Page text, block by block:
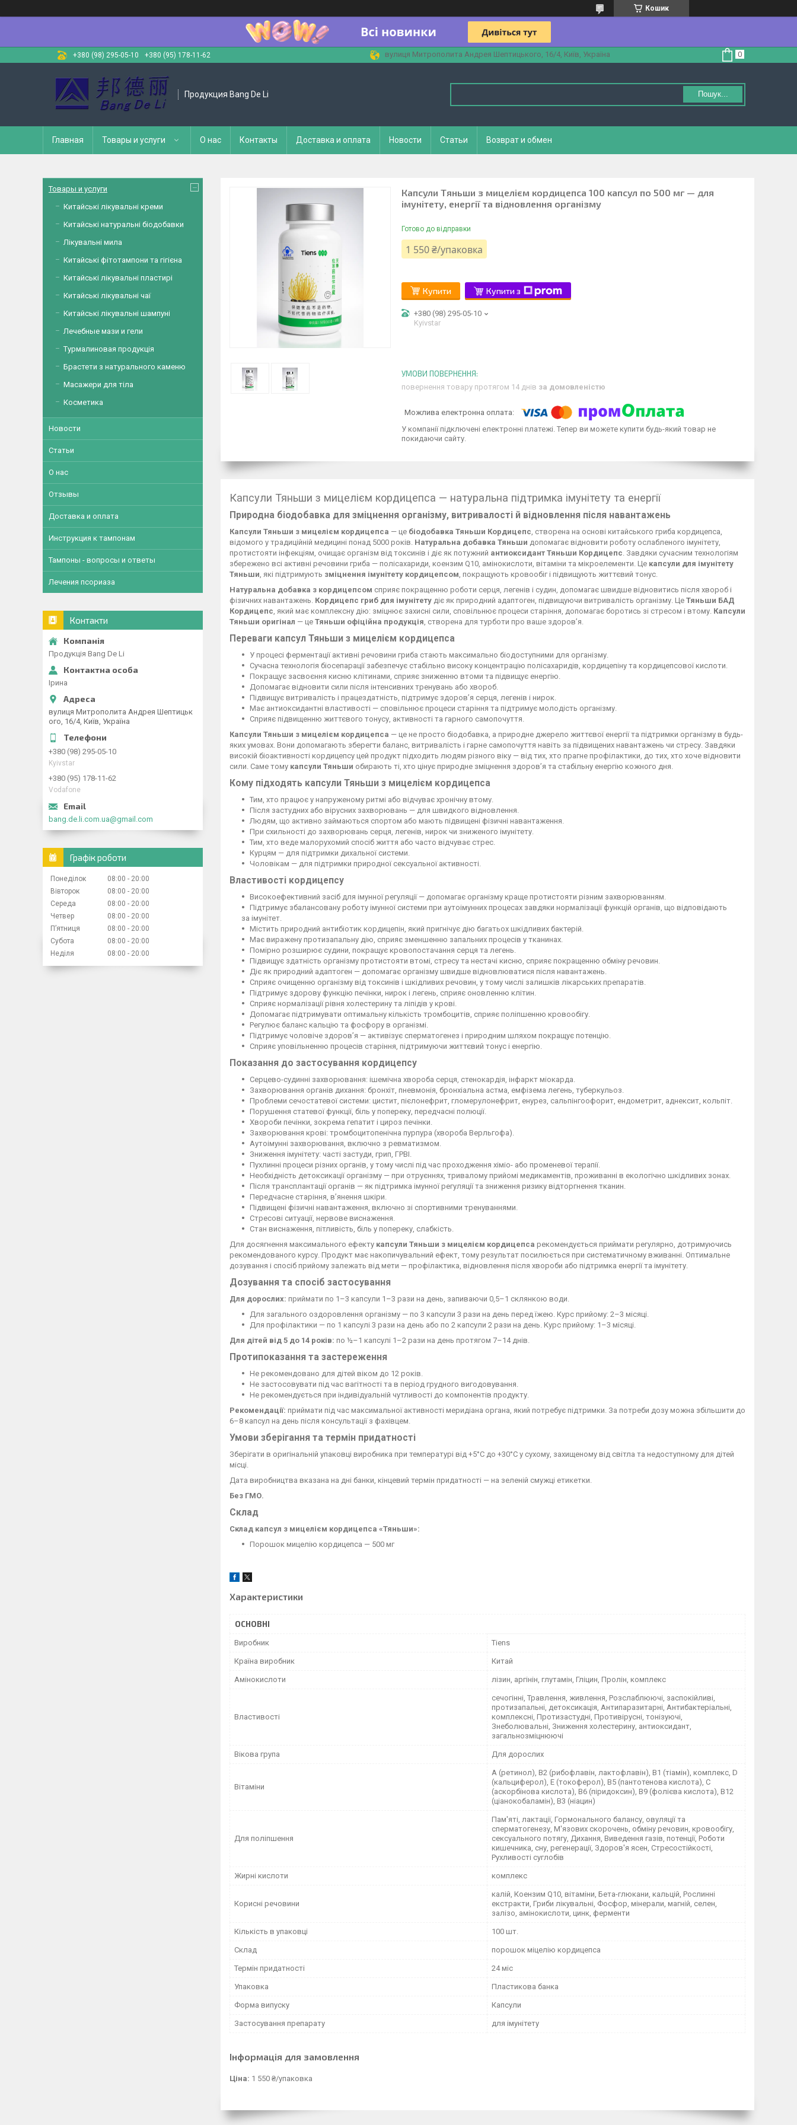
Кошик
+380 (98) 295-05-10 +380 (95) 178-11-62 вулиця Митрополита Андрея Шептицького, 16/4, Київ, Україна
Продукция Bang De Li Пошук...
Главная Товары и услуги О нас Контакты Доставка и оплата Новости Статьи Возврат и обмен
Капсули Тяньши з мицелієм кордицепса 100 капсул по 500 мг — для
імунітету, енергії та відновлення організму
Готово до відправки
1 550 ₴/упаковка
Купити Купити з
+380 (98) 295-05-10
Kyivstar
повернення товару протягом 14 днів за домовленістю
У компанії підключені електронні платежі. Тепер ви можете купити будь-який товар не
покидаючи сайту.
Капсули Тяньши з мицелієм кордицепса — натуральна підтримка імунітету та енергії
Природна біодобавка для зміцнення організму, витривалості й відновлення після навантажень
Капсули Тяньши з мицелієм кордицепса — це біодобавка Тяньши Кордицепс , створена на основі китайського гриба кордицепса,
відомого у традиційній медицині понад 5000 років. Натуральна добавка Тяньши допомагає відновити роботу ослабленого імунітету,
протистояти інфекціям, очищає організм від токсинів і діє як потужний антиоксидант Тяньши Кордицепс . Завдяки сучасним технологіям
збережено всі активні речовини гриба — полісахариди, коензим Q10, амінокислоти, вітаміни та мікроелементи. Це капсули для імунітету
Тяньши , які підтримують зміцнення імунітету кордицепсом , покращують кровообіг і підвищують життєвий тонус.
Натуральна добавка з кордицепсом сприяє покращенню роботи серця, легенів і судин, допомагає швидше відновитись після хвороб і
фізичних навантажень. Кордицепс гриб для імунітету діє як природний адаптоген, підвищуючи витривалість організму. Це Тяньши БАД
Кордицепс , який має комплексну дію: зміцнює захисні сили, сповільнює процеси старіння, допомагає боротись зі стресом і втому. Капсули
Тяньши оригінал — це Тяньши офіційна продукція , створена для турботи про ваше здоров’я.
Переваги капсул Тяньши з мицелієм кордицепса
У процесі ферментації активні речовини гриба стають максимально біодоступними для організму.
Сучасна технологія біосепарації забезпечує стабільно високу концентрацію полісахаридів, кордицепіну та кордицепсової кислоти.
Покращує засвоєння кисню клітинами, сприяє зниженню втоми та підвищує енергію.
Допомагає відновити сили після інтенсивних тренувань або хвороб.
Підвищує витривалість і працездатність, підтримує здоров’я серця, легенів і нирок.
Має антиоксидантні властивості — сповільнює процеси старіння та підтримує молодість організму.
Сприяє підвищенню життєвого тонусу, активності та гарного самопочуття.
Капсули Тяньши з мицелієм кордицепса — це не просто біодобавка, а природне джерело життєвої енергії та підтримки організму в будь-
яких умовах. Вони допомагають зберегти баланс, витривалість і гарне самопочуття навіть за підвищених навантажень чи стресу. Завдяки
високій біоактивності кордицепсу цей продукт підходить людям різного віку — від тих, хто прагне профілактики, до тих, хто хоче відновити
сили. Саме тому капсули Тяньши обирають ті, хто цінує природне зміцнення здоров’я та стабільну енергію кожного дня.
Кому підходять капсули Тяньши з мицелієм кордицепса
Тим, хто працює у напруженому ритмі або відчуває хронічну втому.
Після застудних або вірусних захворювань — для швидкого відновлення.
Людям, що активно займаються спортом або мають підвищені фізичні навантаження.
При схильності до захворювань серця, легенів, нирок чи зниженого імунітету.
Тим, хто веде малорухомий спосіб життя або часто відчуває стрес.
Курцям — для підтримки дихальної системи.
Чоловікам — для підтримки природної сексуальної активності.
Властивості кордицепсу
Високоефективний засіб для імунної регуляції — допомагає організму краще протистояти різним захворюванням.
Підтримує збалансовану роботу імунної системи при аутоімунних процесах завдяки нормалізації функцій органів, що відповідають
за імунітет.
Містить природний антибіотик кордицепін, який пригнічує дію багатьох шкідливих бактерій.
Має виражену протизапальну дію, сприяє зменшенню запальних процесів у тканинах.
Помірно розширює судини, покращує кровопостачання серця та легень.
Підвищує здатність організму протистояти втомі, стресу та нестачі кисню, сприяє покращенню обміну речовин.
Діє як природний адаптоген — допомагає організму швидше відновлюватися після навантажень.
Сприяє очищенню організму від токсинів і шкідливих речовин, у тому числі залишків лікарських препаратів.
Підтримує здорову функцію печінки, нирок і легень, сприяє оновленню клітин.
Сприяє нормалізації рівня холестерину та ліпідів у крові.
Допомагає підтримувати оптимальну кількість тромбоцитів, сприяє поліпшенню кровообігу.
Регулює баланс кальцію та фосфору в організмі.
Підтримує чоловіче здоров’я — активізує сперматогенез і природним шляхом покращує потенцію.
Сприяє уповільненню процесів старіння, підтримуючи життєвий тонус і енергію.
Показання до застосування кордицепсу
Серцево-судинні захворювання: ішемічна хвороба серця, стенокардія, інфаркт міокарда.
Захворювання органів дихання: бронхіт, пневмонія, бронхіальна астма, емфізема легень, туберкульоз.
Проблеми сечостатевої системи: цистит, пієлонефрит, гломерулонефрит, енурез, сальпінгоофорит, ендометрит, аднексит, кольпіт.
Порушення статевої функції, біль у попереку, передчасні полюції.
Хвороби печінки, зокрема гепатит і цироз печінки.
Захворювання крові: тромбоцитопенічна пурпура (хвороба Верльгофа).
Аутоімунні захворювання, включно з ревматизмом.
Зниження імунітету: часті застуди, грип, ГРВІ.
Пухлинні процеси різних органів, у тому числі під час проходження хіміо- або променевої терапії.
Необхідність детоксикації організму — при отруєннях, тривалому прийомі медикаментів, проживанні в екологічно шкідливих зонах.
Після трансплантації органів — як підтримка імунної регуляції та зниження ризику відторгнення тканин.
Передчасне старіння, в’янення шкіри.
Підвищені фізичні навантаження, включно зі спортивними тренуваннями.
Стресові ситуації, нервове виснаження.
Стан виснаження, пітливість, біль у попереку, слабкість.
Для досягнення максимального ефекту капсули Тяньши з мицелієм кордицепса рекомендується приймати регулярно, дотримуючись
рекомендованого курсу. Продукт має накопичувальний ефект, тому результат посилюється при систематичному вживанні. Оптимальне
дозування і спосіб прийому залежать від мети — профілактика, відновлення після хвороби або підтримка енергії та імунітету.
Дозування та спосіб застосування
Для дорослих: приймати по 1–3 капсули 1–3 рази на день, запиваючи 0,5–1 склянкою води.
Для загального оздоровлення організму — по 3 капсули 3 рази на день перед їжею. Курс прийому: 2–3 місяці.
Для профілактики — по 1 капсулі 3 рази на день або по 2 капсули 2 рази на день. Курс прийому: 1–3 місяці.
Для дітей від 5 до 14 років: по ½–1 капсулі 1–2 рази на день протягом 7–14 днів.
Протипоказання та застереження
Не рекомендовано для дітей віком до 12 років.
Не застосовувати під час вагітності та в період грудного вигодовування.
Не рекомендується при індивідуальній чутливості до компонентів продукту.
Рекомендації: приймати під час максимальної активності меридіана органа, який потребує підтримки. За потреби дозу можна збільшити до
6–8 капсул на день після консультації з фахівцем.
Умови зберігання та термін придатності
Зберігати в оригінальній упаковці виробника при температурі від +5°C до +30°C у сухому, захищеному від світла та недоступному для дітей
місці.
Дата виробництва вказана на дні банки, кінцевий термін придатності — на зеленій смужці етикетки.
Без ГМО.
Склад
Склад капсул з мицелієм кордицепса «Тяньши»:
Порошок мицелію кордицепса — 500 мг
Характеристики
ОСНОВНІ
Виробник Tiens
Країна виробник Китай
Амінокислоти лізин, аргінін, глутамін, Гліцин, Пролін, комплекс
Властивості
сечогінні, Травлення, живлення, Розслаблюючі, заспокійливі,
протизапальні, детоксикація, Антипаразитарні, Антибактеріальні,
комплексні, Протизастудні, Противірусні, тонізуючі,
Знеболювальні, Зниження холестерину, антиоксидант,
загальнозміцнюючі
Вікова група Для дорослих
Вітаміни
А (ретинол), В2 (рибофлавін, лактофлавін), В1 (тіамін), комплекс, D
(кальциферол), Е (токоферол), В5 (пантотенова кислота), С
(аскорбінова кислота), В6 (піридоксин), В9 (фолієва кислота), В12
(ціанокобаламін), В3 (ніацин)
Для поліпшення
Пам'яті, лактації, Гормонального балансу, овуляції та
сперматогенезу, М'язових скорочень, обміну речовин, кровообігу,
сексуального потягу, Дихання, Виведення газів, потенції, Роботи
кишечника, сну, регенерації, Здоров'я ясен, Стресостійкості,
Рухливості суглобів
Жирні кислоти комплекс
Корисні речовини
калій, Коензим Q10, вітаміни, Бета-глюкани, кальцій, Рослинні
екстракти, Гриби лікувальні, Фосфор, мінерали, магній, селен,
залізо, амінокислоти, цинк, ферменти
Кількість в упаковці 100 шт.
Склад порошок міцелію кордицепса
Термін придатності 24 міс
Упаковка Пластикова банка
Форма випуску Капсули
Застосування препарату для імунітету
Інформація для замовлення
Ціна: 1 550 ₴/упаковка
Товары и услуги
Китайські лікувальні креми
Китайські натуральні біодобавки
Лікувальні мила
Китайські фітотампони та гігієна
Китайські лікувальні пластирі
Китайські лікувальні чаї
Китайські лікувальні шампуні
Лечебные мази и гели
Турмалиновая продукція
Брастети з натурального каменю
Масажери для тіла
Косметика
Новости
Статьи
О нас
Отзывы
Доставка и оплата
Инструкция к тампонам
Тампоны - вопросы и ответы
Лечения псориаза
Контакти
Продукція Bang De Li
Ірина
вулиця Митрополита Андрея Шептицьк
ого, 16/4, Київ, Україна
+380 (98) 295-05-10
Kyivstar
+380 (95) 178-11-62
Vodafone
bang.de.li.com.ua@gmail.com
Графік роботи
Понеділок 08:00
20:00
Вівторок
08:00
20:00
Середа
08:00
20:00
Четвер
08:00
20:00
Пʼятниця
08:00
20:00
Субота
08:00
20:00
Неділя
08:00 20:00